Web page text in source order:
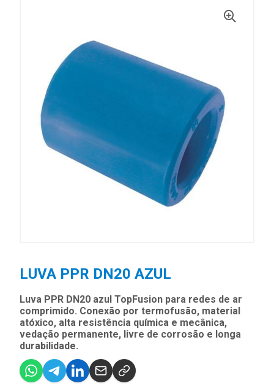
LUVA PPR DN20 AZUL
Luva PPR DN20 azul TopFusion para redes de ar
comprimido. Conexão por termofusão, material
atóxico, alta resistência química e mecânica,
vedação permanente, livre de corrosão e longa
durabilidade.